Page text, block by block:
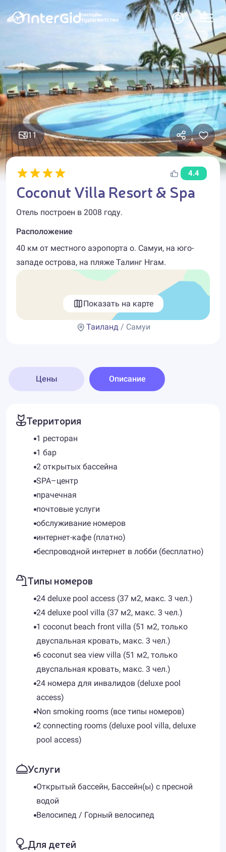
11
4.4
Coconut Villa Resort & Spa
Отель построен в 2008 году.
Расположение
40 км от местного аэропорта о. Самуи, на юго-
западе острова, на пляже Талинг Нгам.
Показать на карте
Таиланд / Самуи
Цены Описание
Территория
1 ресторан
1 бар
2 открытых бассейна
SPA–центр
прачечная
почтовые услуги
обслуживание номеров
интернет-кафе (платно)
беспроводной интернет в лобби (бесплатно)
Типы номеров
24 deluxe pool access (37 м2, макс. 3 чел.)
24 deluxe pool villa (37 м2, макс. 3 чел.)
1 coconut beach front villa (51 м2, только
двуспальная кровать, макс. 3 чел.)
6 coconut sea view villa (51 м2, только
двуспальная кровать, макс. 3 чел.)
24 номера для инвалидов (deluxe pool
access)
Non smoking rooms (все типы номеров)
2 connecting rooms (deluxe pool villa, deluxe
pool access)
Услуги
Открытый бассейн, Бассейн(ы) с пресной
водой
Велосипед / Горный велосипед
Для детей